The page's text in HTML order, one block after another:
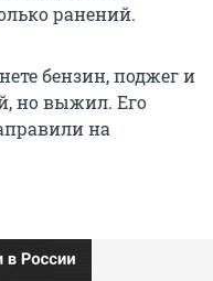
ранений.
бензин, поджег и
но выжил. Его
на